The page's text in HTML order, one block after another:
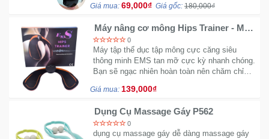
Thao
Ngoại
hoàn máu...
Giá mua: 69,000₫ Giá gốc: 180,000₫
Máy nâng cơ mông Hips Trainer - Máy
tập thể dục thông minh
0
Máy tập thể dục tập mông cực căng siêu
thông minh EMS tan mỡ cực kỳ nhanh chóng.
Bạn sẽ ngạc nhiên hoàn toàn nên chăm chỉ
và săn chắc cơ mông rất hiệu quả.
Giá mua: 139,000₫
Dụng Cụ Massage Gáy P562
0
dụng cụ massage gáy dễ dàng massage gáy